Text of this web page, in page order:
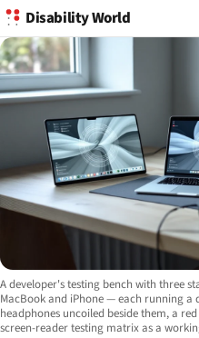
Disability World
Image description:
A developer's testing bench with three
MacBook and iPhone — each running a
headphones uncoiled beside them, a
screen-reader testing matrix as a